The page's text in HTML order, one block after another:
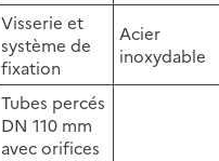
Visserie et
système de
fixation
Acier
inoxydable
Tubes percés
DN 110 mm
avec orifices